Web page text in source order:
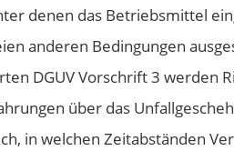
denen das Betriebsmittel
anderen Bedingungen
DGUV Vorschrift 3 werden
über das
in welchen Zeitabständen